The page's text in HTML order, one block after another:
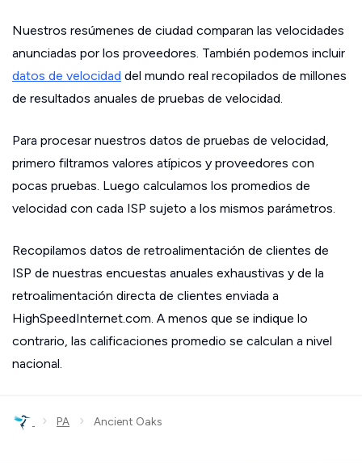
Nuestros resúmenes de ciudad comparan las velocidades
anunciadas por los proveedores. También podemos incluir
datos de velocidad del mundo real recopilados de millones
de resultados anuales de pruebas de velocidad.
Para procesar nuestros datos de pruebas de velocidad,
primero filtramos valores atípicos y proveedores con
pocas pruebas. Luego calculamos los promedios de
velocidad con cada ISP sujeto a los mismos parámetros.
Recopilamos datos de retroalimentación de clientes de
ISP de nuestras encuestas anuales exhaustivas y de la
retroalimentación directa de clientes enviada a
HighSpeedInternet.com. A menos que se indique lo
contrario, las calificaciones promedio se calculan a nivel
nacional.
› PA › Ancient Oaks